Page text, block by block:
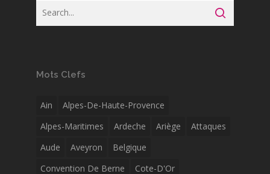
Mots Clefs
Ain
Alpes-De-Haute-Provence
Alpes-Maritimes
Ardeche Ariège
Attaques
Aude
Aveyron
Belgique
Convention De Berne
Cote-D'Or